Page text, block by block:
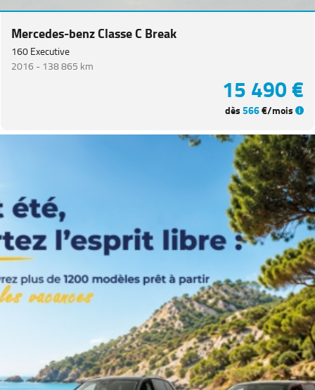
Mercedes-benz Classe C Break
160 Executive
2016 - 138 865 km
15 490 €
dès566€/mois